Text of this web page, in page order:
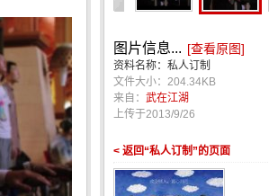
图片信息... [查看原图]
资料名称：私人订制
文件大小：204.34KB
来自： 武在江湖
上传于2013/9/26
< 返回“私人订制”的页面